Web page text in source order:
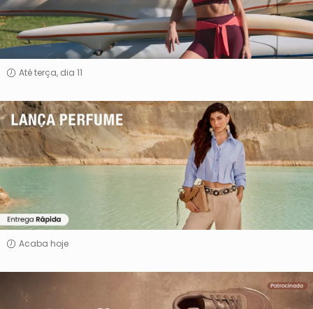
Até terça, dia 11
Lança
Perfume
Acaba hoje